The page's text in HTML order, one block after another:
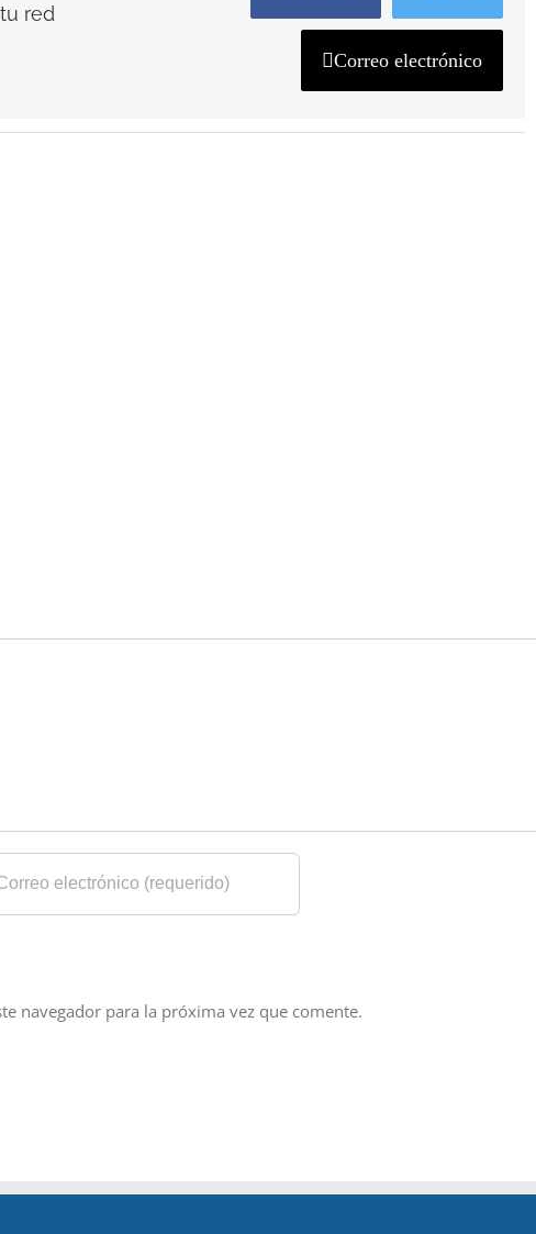
red
Correo electrónico
navegador para la próxima vez que comente.